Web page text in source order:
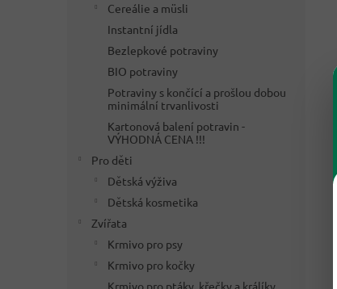
Cereálie a müsli
Instantní jídla
Bezlepkové potraviny
BIO potraviny
Potraviny s končící a prošlou dobou
minimální trvanlivosti
Kartonová balení potravin -
VÝHODNÁ CENA !!!
Pro děti
Dětská výživa
Dětská kosmetika
Zvířata
Krmivo pro psy
Krmivo pro kočky
Krmivo pro ptáky, křečky a králíky